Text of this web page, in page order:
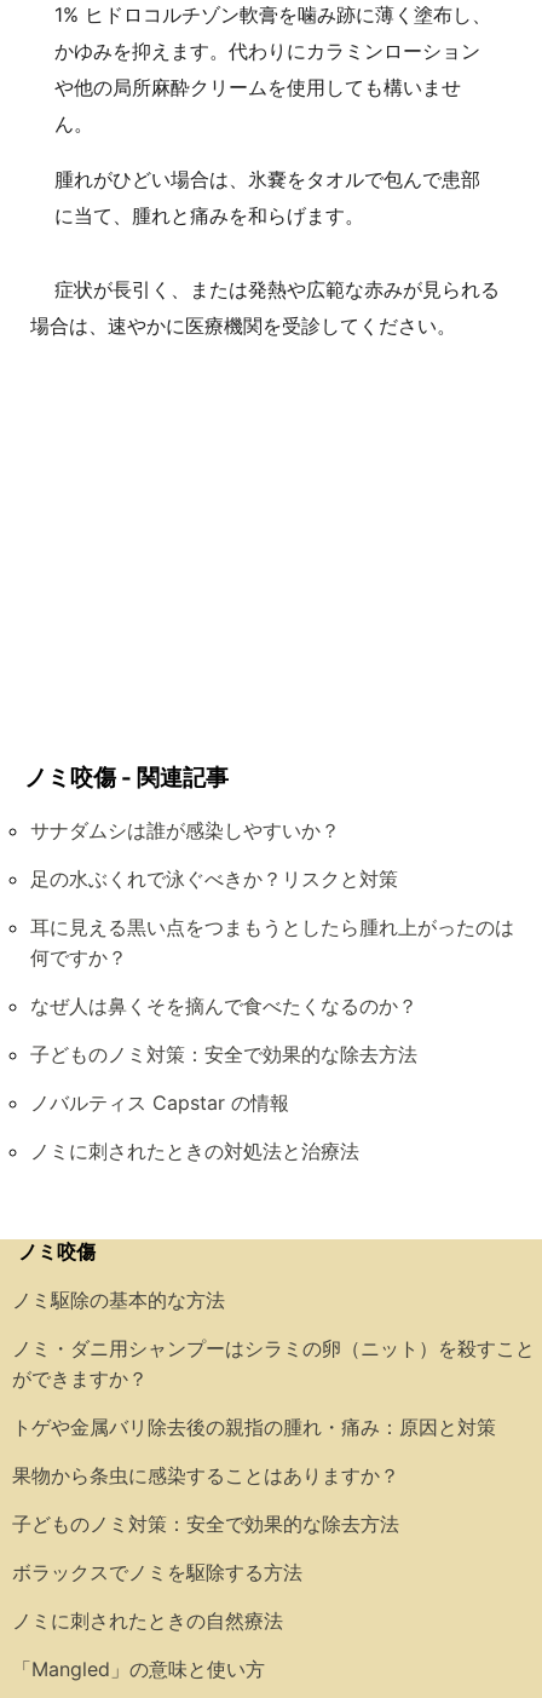
1% ヒドロコルチゾン軟膏を噛み跡に薄く塗布し、
かゆみを抑えます。代わりにカラミンローション
や他の局所麻酔クリームを使用しても構いませ
ん。
腫れがひどい場合は、氷嚢をタオルで包んで患部
に当て、腫れと痛みを和らげます。
症状が長引く、または発熱や広範な赤みが見られる
場合は、速やかに医療機関を受診してください。
ノミ咬傷 - 関連記事
サナダムシは誰が感染しやすいか？
足の水ぶくれで泳ぐべきか？リスクと対策
耳に見える黒い点をつまもうとしたら腫れ上がったのは
何ですか？
なぜ人は鼻くそを摘んで食べたくなるのか？
子どものノミ対策：安全で効果的な除去方法
ノバルティス Capstar の情報
ノミに刺されたときの対処法と治療法
ノミ咬傷
ノミ駆除の基本的な方法
ノミ・ダニ用シャンプーはシラミの卵（ニット）を殺すこと
ができますか？
トゲや金属バリ除去後の親指の腫れ・痛み：原因と対策
果物から条虫に感染することはありますか？
子どものノミ対策：安全で効果的な除去方法
ボラックスでノミを駆除する方法
ノミに刺されたときの自然療法
「Mangled」の意味と使い方